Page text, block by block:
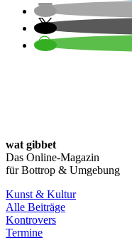
wat gibbet
Das Online-Magazin
für Bottrop & Umgebung
Kunst & Kultur
Alle Beiträge
Kontrovers
Termine